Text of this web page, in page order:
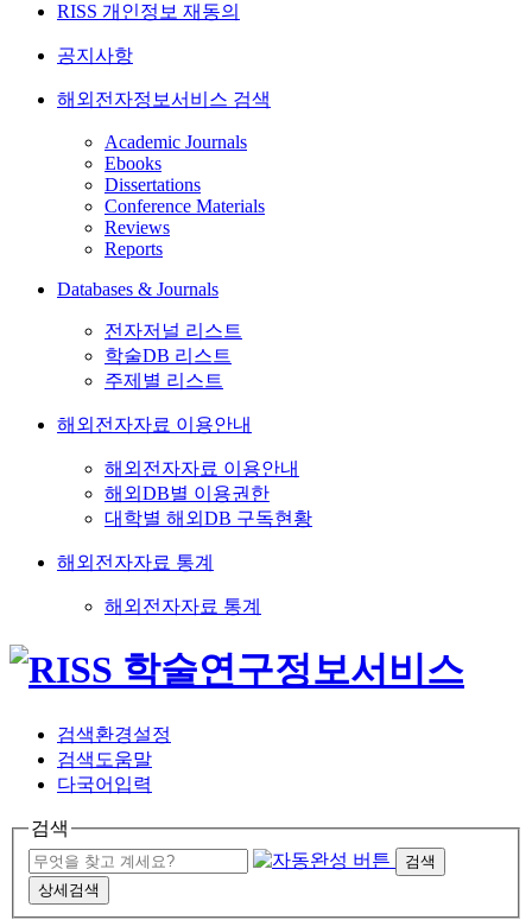
RISS 개인정보 재동의
공지사항
해외전자정보서비스 검색
Academic Journals
Ebooks
Dissertations
Conference Materials
Reviews
Reports
Databases & Journals
전자저널 리스트
학술DB 리스트
주제별 리스트
해외전자자료 이용안내
해외전자자료 이용안내
해외DB별 이용권한
대학별 해외DB 구독현황
해외전자자료 통계
해외전자자료 통계
검색환경설정
검색도움말
다국어입력
검색
검색
상세검색